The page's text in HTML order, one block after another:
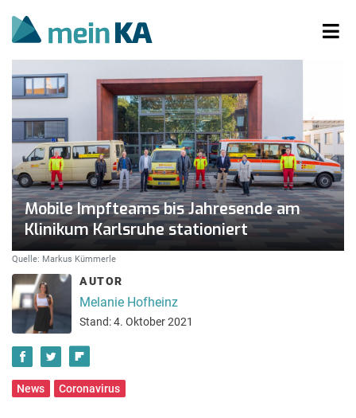
Mobile Impfteams bis Jahresende am
Klinikum Karlsruhe stationiert
Quelle: Markus Kümmerle
AUTOR
Melanie Hofheinz
Stand: 4. Oktober 2021
News Coronavirus